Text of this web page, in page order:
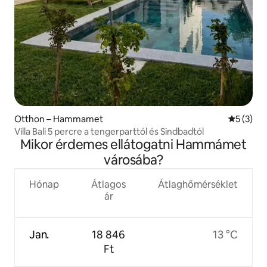
Otthon – Hammamet Átlagos
5 (3)
Villa Bali 5 percre a tengerparttól és Sindbadtól
Mikor érdemes ellátogatni Hammámet
városába?
Hónap
Jan.
Átlagos
ár
18 846
Ft
Átlaghőmérséklet
13 °C